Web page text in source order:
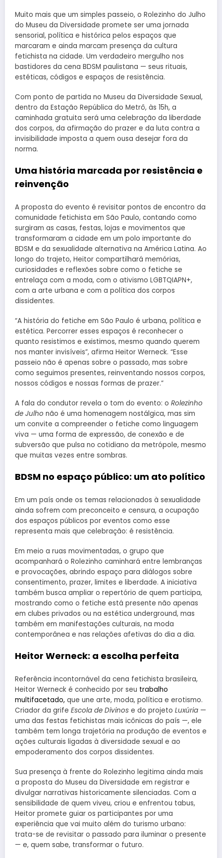
Muito mais que um simples passeio, o Rolezinho do Julho
do Museu da Diversidade promete ser uma jornada
sensorial, política e histórica pelos espaços que
marcaram e ainda marcam presença da cultura
fetichista na cidade. Um verdadeiro mergulho nos
bastidores da cena BDSM paulistana — seus rituais,
estéticas, códigos e espaços de resistência.
Com ponto de partida no Museu da Diversidade Sexual,
dentro da Estação República do Metrô, às 15h, a
caminhada gratuita será uma celebração da liberdade
dos corpos, da afirmação do prazer e da luta contra a
invisibilidade imposta a quem ousa desejar fora da
norma.
Uma história marcada por resistência e
reinvenção
A proposta do evento é revisitar pontos de encontro da
comunidade fetichista em São Paulo, contando como
surgiram as casas, festas, lojas e movimentos que
transformaram a cidade em um polo importante do
BDSM e da sexualidade alternativa na América Latina. Ao
longo do trajeto, Heitor compartilhará memórias,
curiosidades e reflexões sobre como o fetiche se
entrelaça com a moda, com o ativismo LGBTQIAPN+,
com a arte urbana e com a política dos corpos
dissidentes.
“A história do fetiche em São Paulo é urbana, política e
estética. Percorrer esses espaços é reconhecer o
quanto resistimos e existimos, mesmo quando querem
nos manter invisíveis”, afirma Heitor Werneck. “Esse
passeio não é apenas sobre o passado, mas sobre
como seguimos presentes, reinventando nossos corpos,
nossos códigos e nossas formas de prazer.”
A fala do condutor revela o tom do evento: o Rolezinho
de Julho não é uma homenagem nostálgica, mas sim
um convite a compreender o fetiche como linguagem
viva — uma forma de expressão, de conexão e de
subversão que pulsa no cotidiano da metrópole, mesmo
que muitas vezes entre sombras.
BDSM no espaço público: um ato político
Em um país onde os temas relacionados à sexualidade
ainda sofrem com preconceito e censura, a ocupação
dos espaços públicos por eventos como esse
representa mais que celebração: é resistência.
Em meio a ruas movimentadas, o grupo que
acompanhará o Rolezinho caminhará entre lembranças
e provocações, abrindo espaço para diálogos sobre
consentimento, prazer, limites e liberdade. A iniciativa
também busca ampliar o repertório de quem participa,
mostrando como o fetiche está presente não apenas
em clubes privados ou na estética underground, mas
também em manifestações culturais, na moda
contemporânea e nas relações afetivas do dia a dia.
Heitor Werneck: a escolha perfeita
Referência incontornável da cena fetichista brasileira,
Heitor Werneck é conhecido por seu trabalho
multifacetado, que une arte, moda, política e erotismo.
Criador da grife Escola de Divinos e do projeto Luxúria —
uma das festas fetichistas mais icônicas do país —, ele
também tem longa trajetória na produção de eventos e
ações culturais ligadas à diversidade sexual e ao
empoderamento dos corpos dissidentes.
Sua presença à frente do Rolezinho legitima ainda mais
a proposta do Museu da Diversidade em registrar e
divulgar narrativas historicamente silenciadas. Com a
sensibilidade de quem viveu, criou e enfrentou tabus,
Heitor promete guiar os participantes por uma
experiência que vai muito além do turismo urbano:
trata-se de revisitar o passado para iluminar o presente
— e, quem sabe, transformar o futuro.